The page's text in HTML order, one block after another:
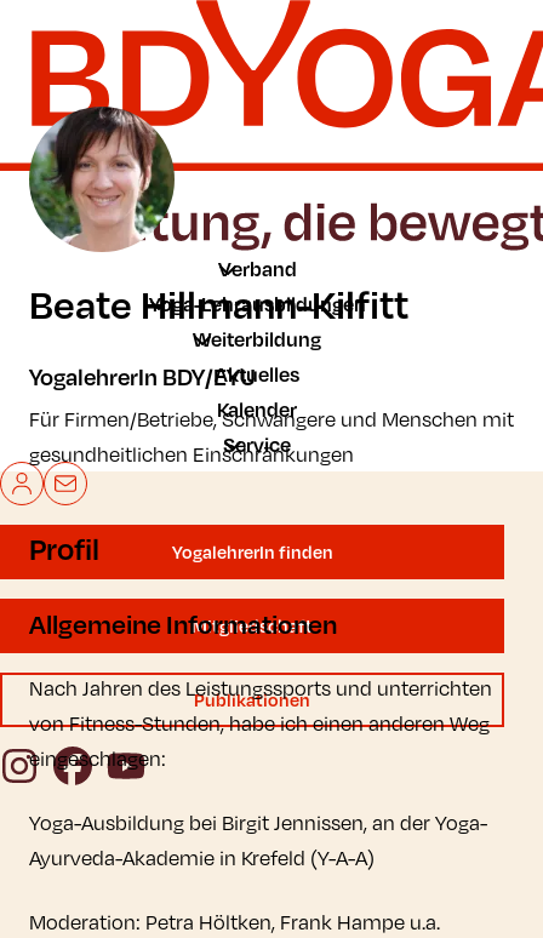
Zum Hauptinhalt der Seite springen
Zur Startseite navigieren
Verband
Yoga-Lehrausbildungen
Weiterbildung
Aktuelles
Kalender
Service
Mein BDYoga
Kontakt
YogalehrerIn finden
Mitgliedschaft
Publikationen
InstagramFacebook
YouTube
Beate Hillmann-Kilfitt
YogalehrerIn BDY/EYU
Für Firmen/Betriebe, Schwangere und Menschen mit
gesundheitlichen Einschränkungen
Profil
Allgemeine Informationen
Nach Jahren des Leistungssports und unterrichten
von Fitness-Stunden, habe ich einen anderen Weg
eingeschlagen:
Yoga-Ausbildung bei Birgit Jennissen, an der Yoga-
Ayurveda-Akademie in Krefeld (Y-A-A)
Moderation: Petra Höltken, Frank Hampe u.a.